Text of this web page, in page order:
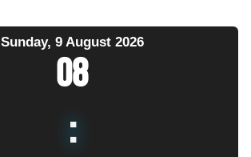
Sunday, 9 August 2026
08
: